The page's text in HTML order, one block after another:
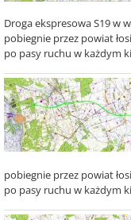
Droga ekspresowa S19 w
pobiegnie przez powiat
po pasy ruchu w każdym
pobiegnie przez powiat
po pasy ruchu w każdym